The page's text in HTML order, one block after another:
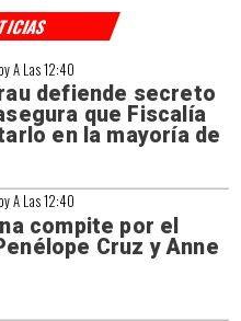
A Las 12:40
defiende secreto
que Fiscalía
en la mayoría de
A Las 12:40
compite por el
Cruz y Anne